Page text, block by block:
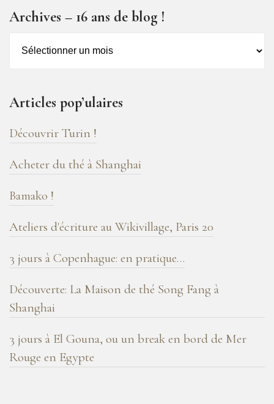
Archives – 16 ans de blog !
de
blog
!
Articles pop’ulaires
Découvrir Turin !
Acheter du thé à Shanghai
Bamako !
Ateliers d'écriture au Wikivillage, Paris 20
3 jours à Copenhague: en pratique…
Découverte: La Maison de thé Song Fang à
Shanghai
3 jours à El Gouna, ou un break en bord de Mer
Rouge en Egypte